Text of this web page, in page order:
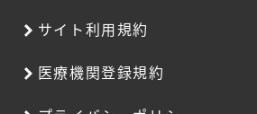
サイト利用規約
医療機関登録規約